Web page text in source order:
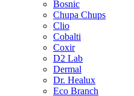
Bosnic
Chupa Chups
Clio
Cobalti
Coxir
D2 Lab
Dermal
Dr. Healux
Eco Branch